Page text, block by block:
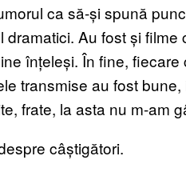
ca să-și spună
Au fost și
înțeleși. În fine,
transmise au fost
frate, la asta nu m-am
câștigători.